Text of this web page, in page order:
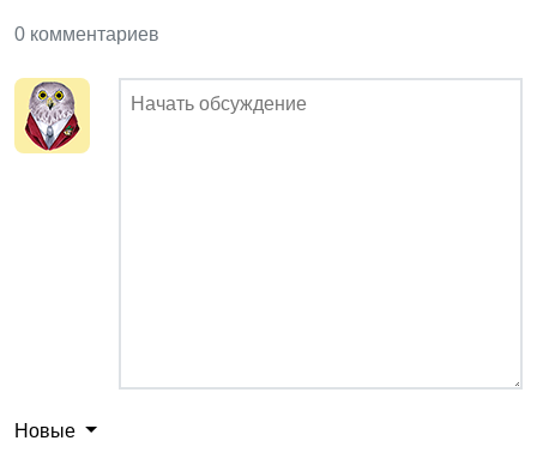
0 комментариев
Новые